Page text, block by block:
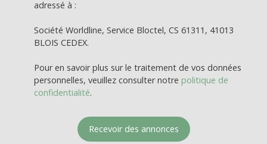
adressé à :
Société Worldline, Service Bloctel, CS 61311, 41013
BLOIS CEDEX.
Pour en savoir plus sur le traitement de vos données
personnelles, veuillez consulter notre politique de
confidentialité.
Recevoir des annonces